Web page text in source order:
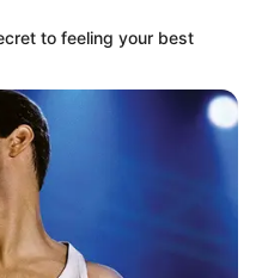
to feeling your best